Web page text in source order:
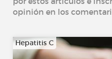
opinión en los
Hepatitis C